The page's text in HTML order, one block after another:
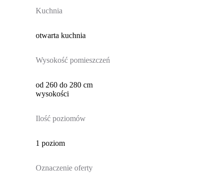
Kuchnia
otwarta kuchnia
Wysokość pomieszczeń
od 260 do 280 cm
wysokości
Ilość poziomów
1 poziom
Oznaczenie oferty